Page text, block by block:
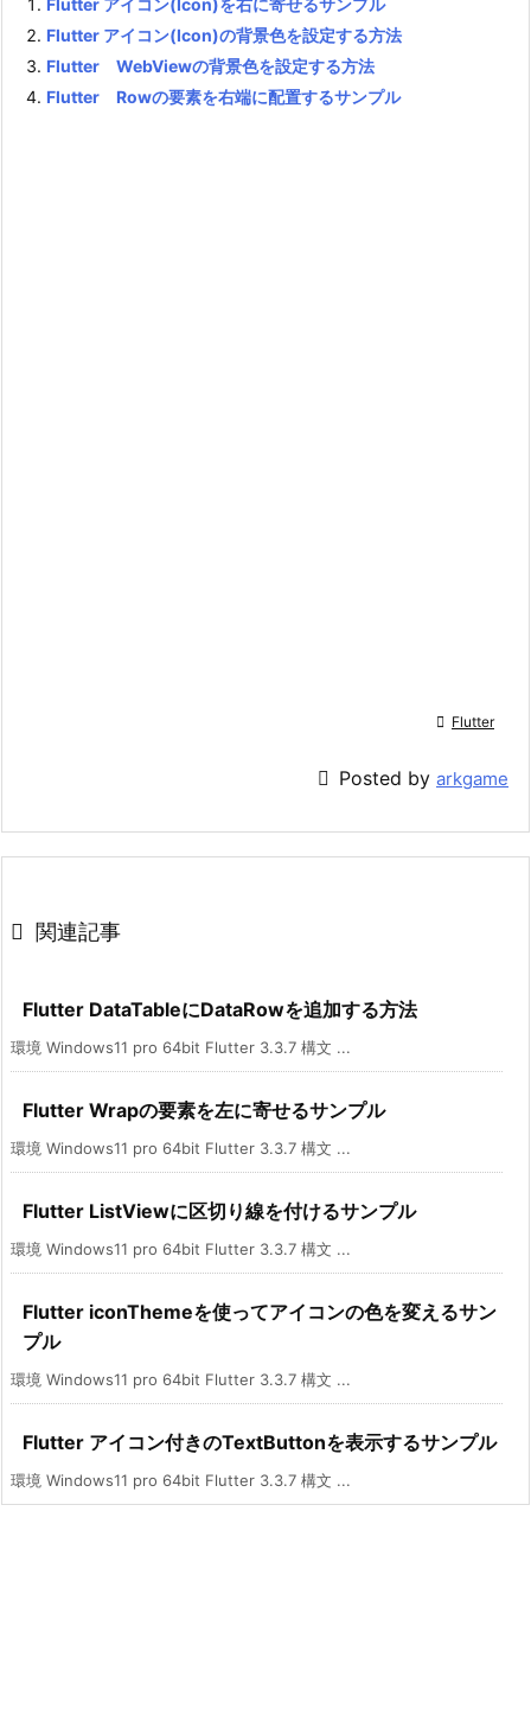
Flutter アイコン(Icon)の背景色を設定する方法
Flutter WebViewの背景色を設定する方法
Flutter Rowの要素を右端に配置するサンプル
 Flutter
 Posted by arkgame
 関連記事
Flutter DataTableにDataRowを追加する方法
環境 Windows11 pro 64bit Flutter 3.3.7 構文 ...
Flutter Wrapの要素を左に寄せるサンプル
環境 Windows11 pro 64bit Flutter 3.3.7 構文 ...
Flutter ListViewに区切り線を付けるサンプル
環境 Windows11 pro 64bit Flutter 3.3.7 構文 ...
Flutter iconThemeを使ってアイコンの色を変えるサン
プル
環境 Windows11 pro 64bit Flutter 3.3.7 構文 ...
Flutter アイコン付きのTextButtonを表示するサンプル
環境 Windows11 pro 64bit Flutter 3.3.7 構文 ...